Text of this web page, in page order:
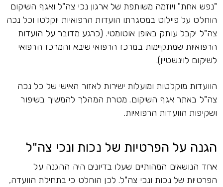
"נפש אחת" ויוזמה משותפת של ארגון נכי צה"ל ואגף השיקום
הוחלט על פיילוט במסגרתו הועדות הרפואיות יוקלטו וכל נכה
צה"ל יקבל עותק באופן אוטומטי. (כרגע מדובר על הועדות
הרפואיות שמתקיימות במרכז הרפואי שיבא והמרכז הרפואי
לשיקום לוינשטיין).
הוועדות מוקלטות ומועלות ישירות לאזור האישי של כל נכה
צה"ל באתר אגף השיקום. מטרת המהלך להמשיך בשיפור
ושקיפות הוועדות הרפואיות.
הגנה על הפרטיות של נכות ונכי צה"ל
אחד הנושאים המהותיים שעלו בדיונים היה ההגנה על
הפרטיות של נכות ונכי צה"ל. לכן הוחלט כי בתחילת הוועדה,